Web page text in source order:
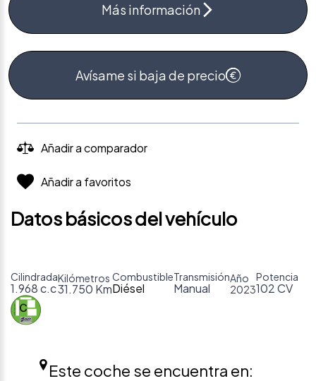
Más información
Avísame si baja de precio
Añadir a comparador
Añadir a favoritos
Datos básicos del vehículo
Cilindrada
1.968 c.c
Kilómetros
31.750 Km
Combustible
Diésel
Transmisión
Manual
Año
2023
Potencia
102 CV
Este coche se encuentra en: